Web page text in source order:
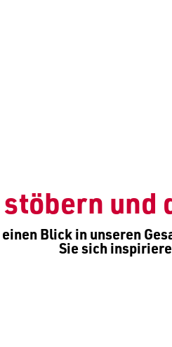
und
Blick in unseren
Sie sich